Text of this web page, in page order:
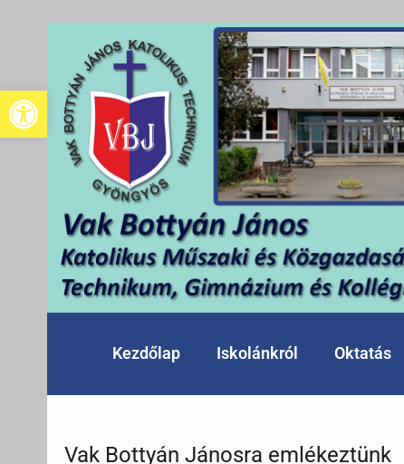
Eszköztár megnyitása
Kezdőlap Iskolánkról Oktatás
Vak Bottyán Jánosra emlékeztünk